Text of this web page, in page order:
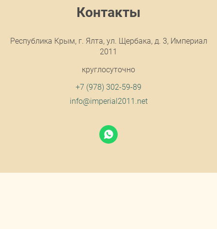
Контакты
Республика Крым, г. Ялта, ул. Щербака, д. 3, Империал
2011
круглосуточно
+7 (978) 302-59-89
info@imperial2011.net